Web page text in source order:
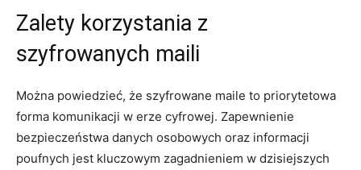
Zalety korzystania z
szyfrowanych maili
Można powiedzieć, że szyfrowane maile to priorytetowa
forma komunikacji w erze cyfrowej. Zapewnienie
bezpieczeństwa danych osobowych oraz informacji
poufnych jest kluczowym zagadnieniem w dzisiejszych